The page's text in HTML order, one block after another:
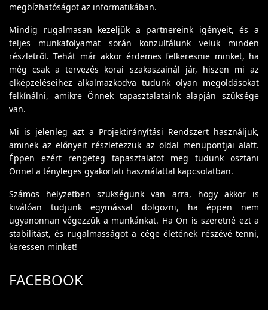
megbízhatóságot az informatikában.
Mindig rugalmasan kezeljük a partnereink igényeit, és a
teljes munkafolyamat során konzultálunk velük minden
részletről. Tehát már akkor érdemes felkeresnie minket, ha
még csak a tervezés korai szakaszainál jár, hiszen mi az
elképzeléseihez alkalmazkodva tudunk olyan megoldásokat
felkínálni, amikre Önnek tapasztalataink alapján szüksége
van.
Mi is jelenleg azt a Projektirányítási Rendszert használjuk,
aminek az előnyeit részletezzük az oldal menüpontjai alatt.
Éppen ezért rengeteg tapasztalatot meg tudunk osztani
Önnel a tényleges gyakorlati használattal kapcsolatban.
Számos helyzetben szükségünk van arra, hogy akkor is
kiválóan tudjunk egymással dolgozni, ha éppen nem
ugyanonnan végezzük a munkánkat. Ha Ön is szeretné ezt a
stabilitást, és rugalmasságot a cége életének részévé tenni,
keressen minket!
FACEBOOK